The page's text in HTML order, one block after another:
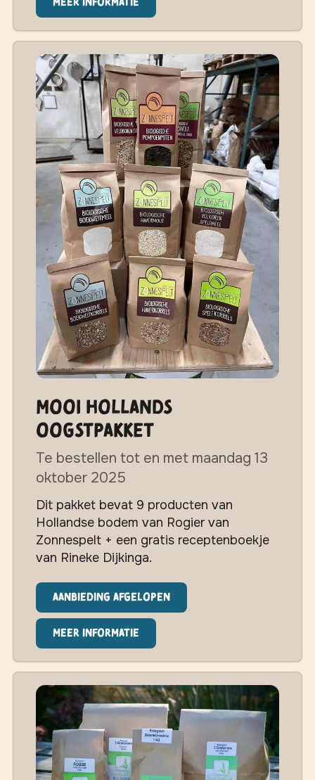
MOOI Hollands
Oogstpakket
Te bestellen tot en met maandag 13
oktober 2025
Dit pakket bevat 9 producten van
Hollandse bodem van Rogier van
Zonnespelt + een gratis receptenboekje
van Rineke Dijkinga.
Aanbieding afgelopen
Meer informatie